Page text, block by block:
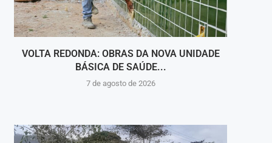
VOLTA REDONDA: OBRAS DA NOVA UNIDADE
BÁSICA DE SAÚDE...
7 de agosto de 2026